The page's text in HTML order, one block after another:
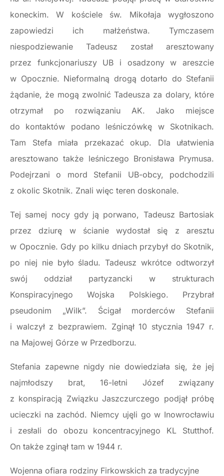
koneckim. W kościele św. Mikołaja wygłoszono
zapowiedzi ich małżeństwa. Tymczasem
niespodziewanie Tadeusz został aresztowany
przez funkcjonariuszy UB i osadzony w areszcie
w Opocznie. Nieformalną drogą dotarło do Stefanii
żądanie, że mogą zwolnić Tadeusza za dolary, które
otrzymał po rozwiązaniu AK. Jako miejsce
do kontaktów podano leśniczówkę w Skotnikach.
Tam Stefa miała przekazać okup. Dla ułatwienia
aresztowano także leśniczego Bronisława Prymusa.
Podejrzani o mord Stefanii UB-obcy, podchodzili
z okolic Skotnik. Znali więc teren doskonale.
Tej samej nocy gdy ją porwano, Tadeusz Bartosiak
przez dziurę w ścianie wydostał się z aresztu
w Opocznie. Gdy po kilku dniach przybył do Skotnik,
po niej nie było śladu. Tadeusz wkrótce odtworzył
swój oddział partyzancki w strukturach
Konspiracyjnego Wojska Polskiego. Przybrał
pseudonim „Wilk”. Ścigał morderców Stefanii
i walczył z bezprawiem. Zginął 10 stycznia 1947 r.
na Majowej Górze w Przedborzu.
Stefania zapewne nigdy nie dowiedziała się, że jej
najmłodszy brat, 16-letni Józef związany
z konspiracją Związku Jaszczurczego podjął próbę
ucieczki na zachód. Niemcy ujęli go w Inowrocławiu
i zesłali do obozu koncentracyjnego KL Stutthof.
On także zginął tam w 1944 r.
Wojenna ofiara rodziny Firkowskich za tradycyjne